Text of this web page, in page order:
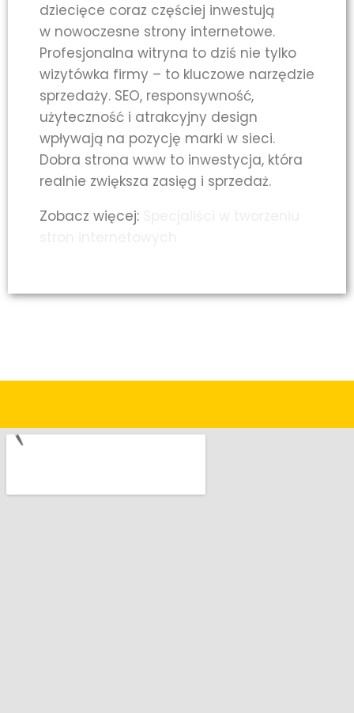
dziecięce coraz częściej inwestują
w nowoczesne strony internetowe.
Profesjonalna witryna to dziś nie tylko
wizytówka firmy – to kluczowe narzędzie
sprzedaży. SEO, responsywność,
użyteczność i atrakcyjny design
wpływają na pozycję marki w sieci.
Dobra strona www to inwestycja, która
realnie zwiększa zasięg i sprzedaż.
Zobacz więcej: